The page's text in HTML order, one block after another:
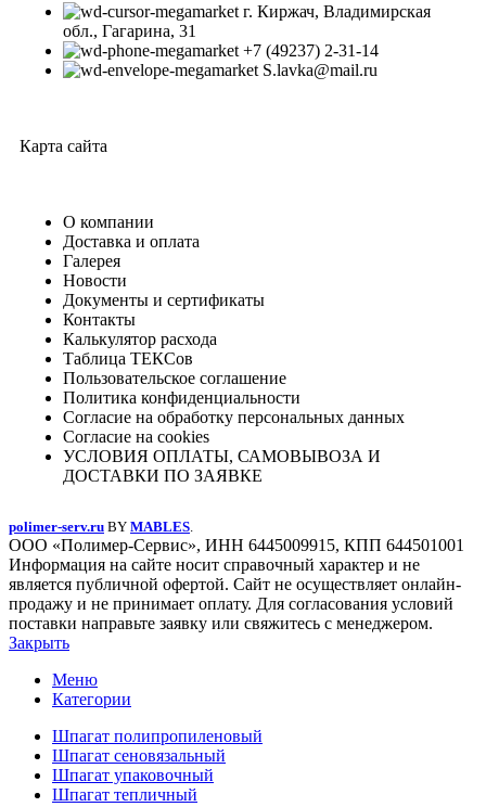
г. Киржач, Владимирская
обл., Гагарина, 31
+7 (49237) 2-31-14
S.lavka@mail.ru
Карта сайта
О компании
Доставка и оплата
Галерея
Новости
Документы и сертификаты
Контакты
Калькулятор расхода
Таблица ТЕКСов
Пользовательское соглашение
Политика конфиденциальности
Согласие на обработку персональных данных
Согласие на cookies
УСЛОВИЯ ОПЛАТЫ, САМОВЫВОЗА И
ДОСТАВКИ ПО ЗАЯВКЕ
polimer-serv.ru BY MABLES
ООО «Полимер-Сервис», ИНН 6445009915, КПП 644501001
Информация на сайте носит справочный характер и не
является публичной офертой. Сайт не осуществляет онлайн-
продажу и не принимает оплату. Для согласования условий
поставки направьте заявку или свяжитесь с менеджером.
Закрыть
Меню
Категории
Шпагат полипропиленовый
Шпагат сеновязальный
Шпагат упаковочный
Шпагат тепличный